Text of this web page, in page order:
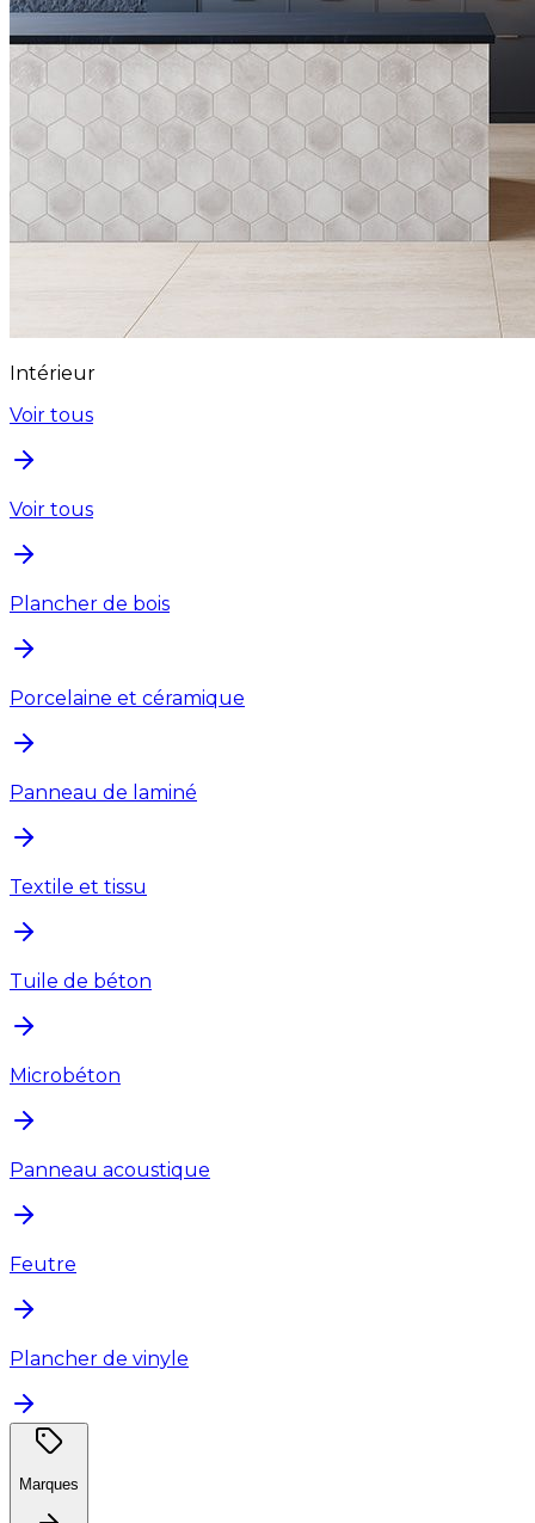
Intérieur
Voir tous
Voir tous
Plancher de bois
Porcelaine et céramique
Panneau de laminé
Textile et tissu
Tuile de béton
Microbéton
Panneau acoustique
Feutre
Plancher de vinyle
Marques